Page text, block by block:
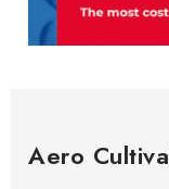
Aero